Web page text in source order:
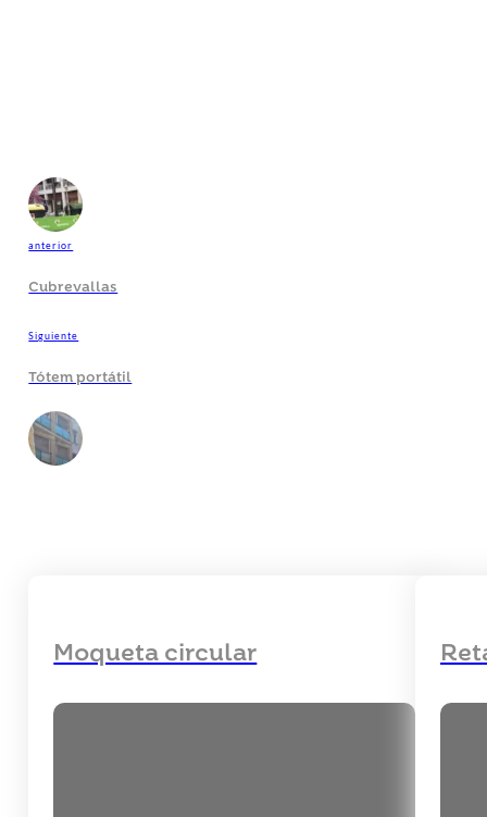
anterior
Cubrevallas
Siguiente
Tótem portátil
Moqueta circular